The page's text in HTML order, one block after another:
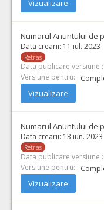
Vizualizare
Numarul Anuntului de
Data crearii: 11 iul. 2023
Retras
Data publicare versiune :
Versiune pentru: :
Vizualizare
Numarul Anuntului de
Data crearii: 13 iun. 2023
Retras
Data publicare versiune :
Versiune pentru: :
Vizualizare